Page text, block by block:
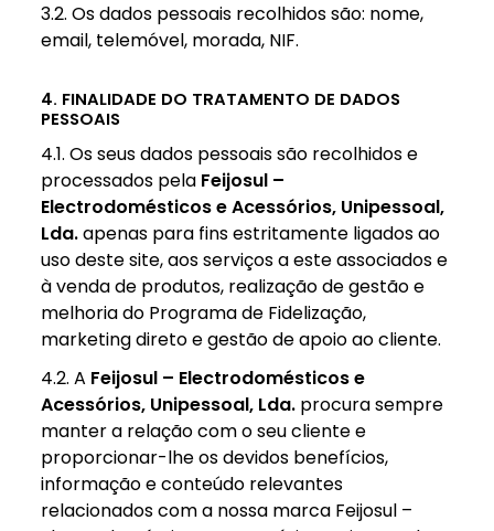
3.2. Os dados pessoais recolhidos são: nome,
email, telemóvel, morada, NIF.
4. FINALIDADE DO TRATAMENTO DE DADOS
PESSOAIS
4.1. Os seus dados pessoais são recolhidos e
processados pela Feijosul –
Electrodomésticos e Acessórios, Unipessoal,
Lda.apenas para fins estritamente ligados ao
uso deste site, aos serviços a este associados e
à venda de produtos, realização de gestão e
melhoria do Programa de Fidelização,
marketing direto e gestão de apoio ao cliente.
4.2. A Feijosul – Electrodomésticos e
Acessórios, Unipessoal, Lda. procura sempre
manter a relação com o seu cliente e
proporcionar-lhe os devidos benefícios,
informação e conteúdo relevantes
relacionados com a nossa marca Feijosul –